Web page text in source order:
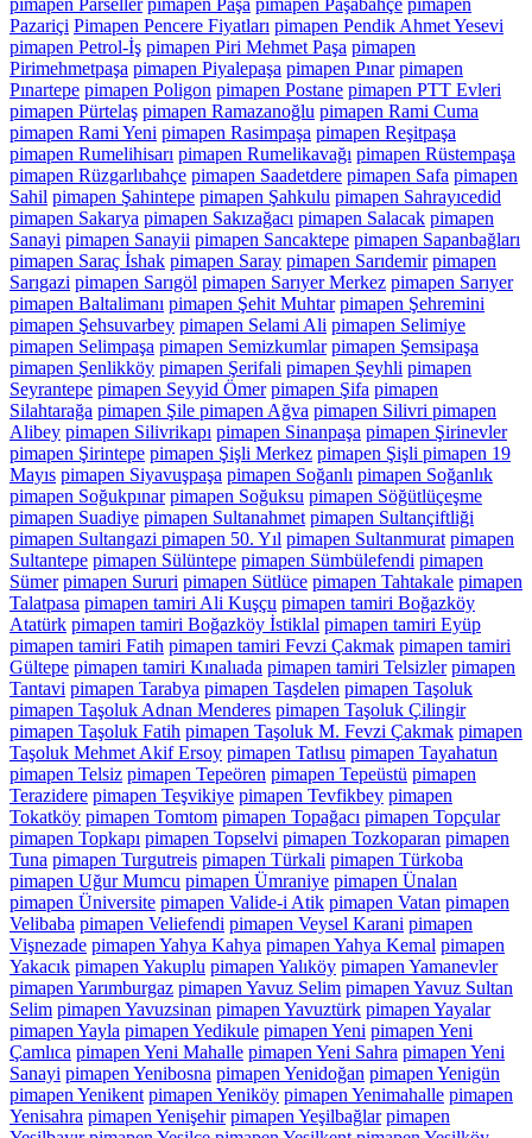
pimapen Parseller pimapen Paşa pimapen Paşabahçe pimapen
Pazariçi Pimapen Pencere Fiyatları pimapen Pendik Ahmet Yesevi
pimapen Petrol-İş pimapen Piri Mehmet Paşa pimapen
Pirimehmetpaşa pimapen Piyalepaşa pimapen Pınar pimapen
Pınartepe pimapen Poligon pimapen Postane pimapen PTT Evleri
pimapen Pürtelaş pimapen Ramazanoğlu pimapen Rami Cuma
pimapen Rami Yeni pimapen Rasimpaşa pimapen Reşitpaşa
pimapen Rumelihisarı pimapen Rumelikavağı pimapen Rüstempaşa
pimapen Rüzgarlıbahçe pimapen Saadetdere pimapen Safa pimapen
Sahil pimapen Şahintepe pimapen Şahkulu pimapen Sahrayıcedid
pimapen Sakarya pimapen Sakızağacı pimapen Salacak pimapen
Sanayi pimapen Sanayii pimapen Sancaktepe pimapen Sapanbağları
pimapen Saraç İshak pimapen Saray pimapen Sarıdemir pimapen
Sarıgazi pimapen Sarıgöl pimapen Sarıyer Merkez pimapen Sarıyer
pimapen Baltalimanı pimapen Şehit Muhtar pimapen Şehremini
pimapen Şehsuvarbey pimapen Selami Ali pimapen Selimiye
pimapen Selimpaşa pimapen Semizkumlar pimapen Şemsipaşa
pimapen Şenlikköy pimapen Şerifali pimapen Şeyhli pimapen
Seyrantepe pimapen Seyyid Ömer pimapen Şifa pimapen
Silahtarağa pimapen Şile pimapen Ağva pimapen Silivri pimapen
Alibey pimapen Silivrikapı pimapen Sinanpaşa pimapen Şirinevler
pimapen Şirintepe pimapen Şişli Merkez pimapen Şişli pimapen 19
Mayıs pimapen Siyavuşpaşa pimapen Soğanlı pimapen Soğanlık
pimapen Soğukpınar pimapen Soğuksu pimapen Söğütlüçeşme
pimapen Suadiye pimapen Sultanahmet pimapen Sultançiftliği
pimapen Sultangazi pimapen 50. Yıl pimapen Sultanmurat pimapen
Sultantepe pimapen Sülüntepe pimapen Sümbülefendi pimapen
Sümer pimapen Sururi pimapen Sütlüce pimapen Tahtakale pimapen
Talatpasa pimapen tamiri Ali Kuşçu pimapen tamiri Boğazköy
Atatürk pimapen tamiri Boğazköy İstiklal pimapen tamiri Eyüp
pimapen tamiri Fatih pimapen tamiri Fevzi Çakmak pimapen tamiri
Gültepe pimapen tamiri Kınalıada pimapen tamiri Telsizler pimapen
Tantavi pimapen Tarabya pimapen Taşdelen pimapen Taşoluk
pimapen Taşoluk Adnan Menderes pimapen Taşoluk Çilingir
pimapen Taşoluk Fatih pimapen Taşoluk M. Fevzi Çakmak pimapen
Taşoluk Mehmet Akif Ersoy pimapen Tatlısu pimapen Tayahatun
pimapen Telsiz pimapen Tepeören pimapen Tepeüstü pimapen
Terazidere pimapen Teşvikiye pimapen Tevfikbey pimapen
Tokatköy pimapen Tomtom pimapen Topağacı pimapen Topçular
pimapen Topkapı pimapen Topselvi pimapen Tozkoparan pimapen
Tuna pimapen Turgutreis pimapen Türkali pimapen Türkoba
pimapen Uğur Mumcu pimapen Ümraniye pimapen Ünalan
pimapen Üniversite pimapen Valide-i Atik pimapen Vatan pimapen
Velibaba pimapen Veliefendi pimapen Veysel Karani pimapen
Vişnezade pimapen Yahya Kahya pimapen Yahya Kemal pimapen
Yakacık pimapen Yakuplu pimapen Yalıköy pimapen Yamanevler
pimapen Yarımburgaz pimapen Yavuz Selim pimapen Yavuz Sultan
Selim pimapen Yavuzsinan pimapen Yavuztürk pimapen Yayalar
pimapen Yayla pimapen Yedikule pimapen Yeni pimapen Yeni
Çamlıca pimapen Yeni Mahalle pimapen Yeni Sahra pimapen Yeni
Sanayi pimapen Yenibosna pimapen Yenidoğan pimapen Yenigün
pimapen Yenikent pimapen Yeniköy pimapen Yenimahalle pimapen
Yenisahra pimapen Yenişehir pimapen Yeşilbağlar pimapen